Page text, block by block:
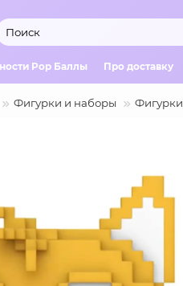
Pop Баллы Про доставку
Фигурки и наборы Фигурки